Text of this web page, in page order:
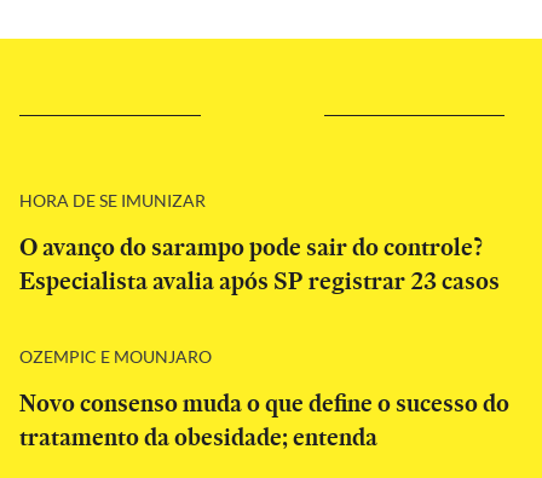
HORA DE SE IMUNIZAR
O avanço do sarampo pode sair do controle?
Especialista avalia após SP registrar 23 casos
OZEMPIC E MOUNJARO
Novo consenso muda o que define o sucesso do
tratamento da obesidade; entenda